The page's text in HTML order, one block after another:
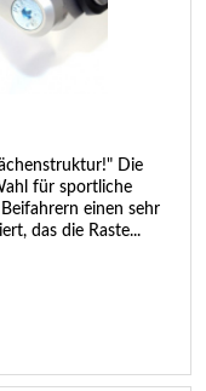
Die
für sportliche
einen sehr
das die Raste...